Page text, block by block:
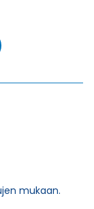
mukaan.